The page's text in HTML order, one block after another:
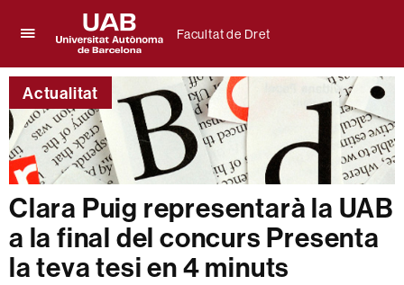
per
desplegar
el
menú
de
Facultat
de
Dret
Universitat
Autònoma
de
Barcelona
Facultat de Dret
Actualitat
Clara Puig representarà la UAB
a la final del concurs Presenta
la teva tesi en 4 minuts